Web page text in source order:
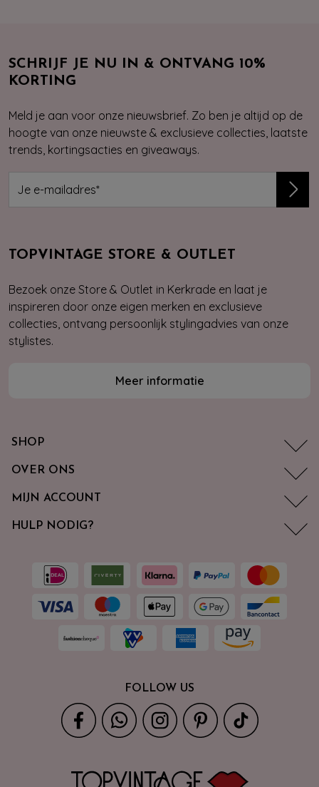
SCHRIJF JE NU IN & ONTVANG 10%
KORTING
Meld je aan voor onze nieuwsbrief. Zo ben je altijd op de
hoogte van onze nieuwste & exclusieve collecties, laatste
trends, kortingsacties en giveaways.
TOPVINTAGE STORE & OUTLET
Bezoek onze Store & Outlet in Kerkrade en laat je
inspireren door onze eigen merken en exclusieve
collecties, ontvang persoonlijk stylingadvies van onze
stylistes.
Meer informatie
SHOP
OVER ONS
MIJN ACCOUNT
HULP NODIG?
FOLLOW US